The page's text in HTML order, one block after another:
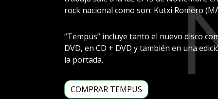
rock nacional como son: Kutxi Romero
“Tempus” incluye tanto el nuevo disco
DVD, en CD + DVD y también en una
la portada.
COMPRAR TEMPUS